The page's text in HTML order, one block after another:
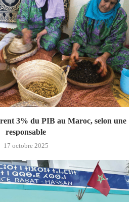
3% du PIB au Maroc, selon une
responsable
17 octobre 2025